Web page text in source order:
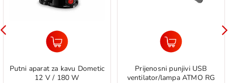
Putni aparat za kavu Dometic
12 V / 180 W
Prijenosni punjivi USB
ventilator/lampa ATMO RG